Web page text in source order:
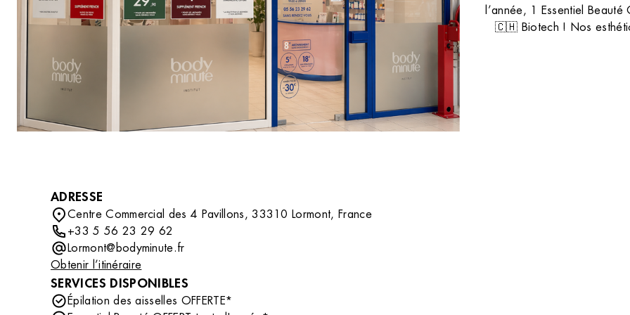
compléter votre routine beauté avec des soins
professionnels tout en découvrant un
DÉCOUVRIR
la lumière pulsée et le laser.
TOUS NOS CONSEILS
l’année, 1 Essentiel Beauté
🇨🇭 Biotech ! Nos
ADRESSE
Centre Commercial des 4 Pavillons, 33310 Lormont, France
+33 5 56 23 29 62
Lormont@bodyminute.fr
Obtenir l’itinéraire
SERVICES DISPONIBLES
Épilation des aisselles OFFERTE*